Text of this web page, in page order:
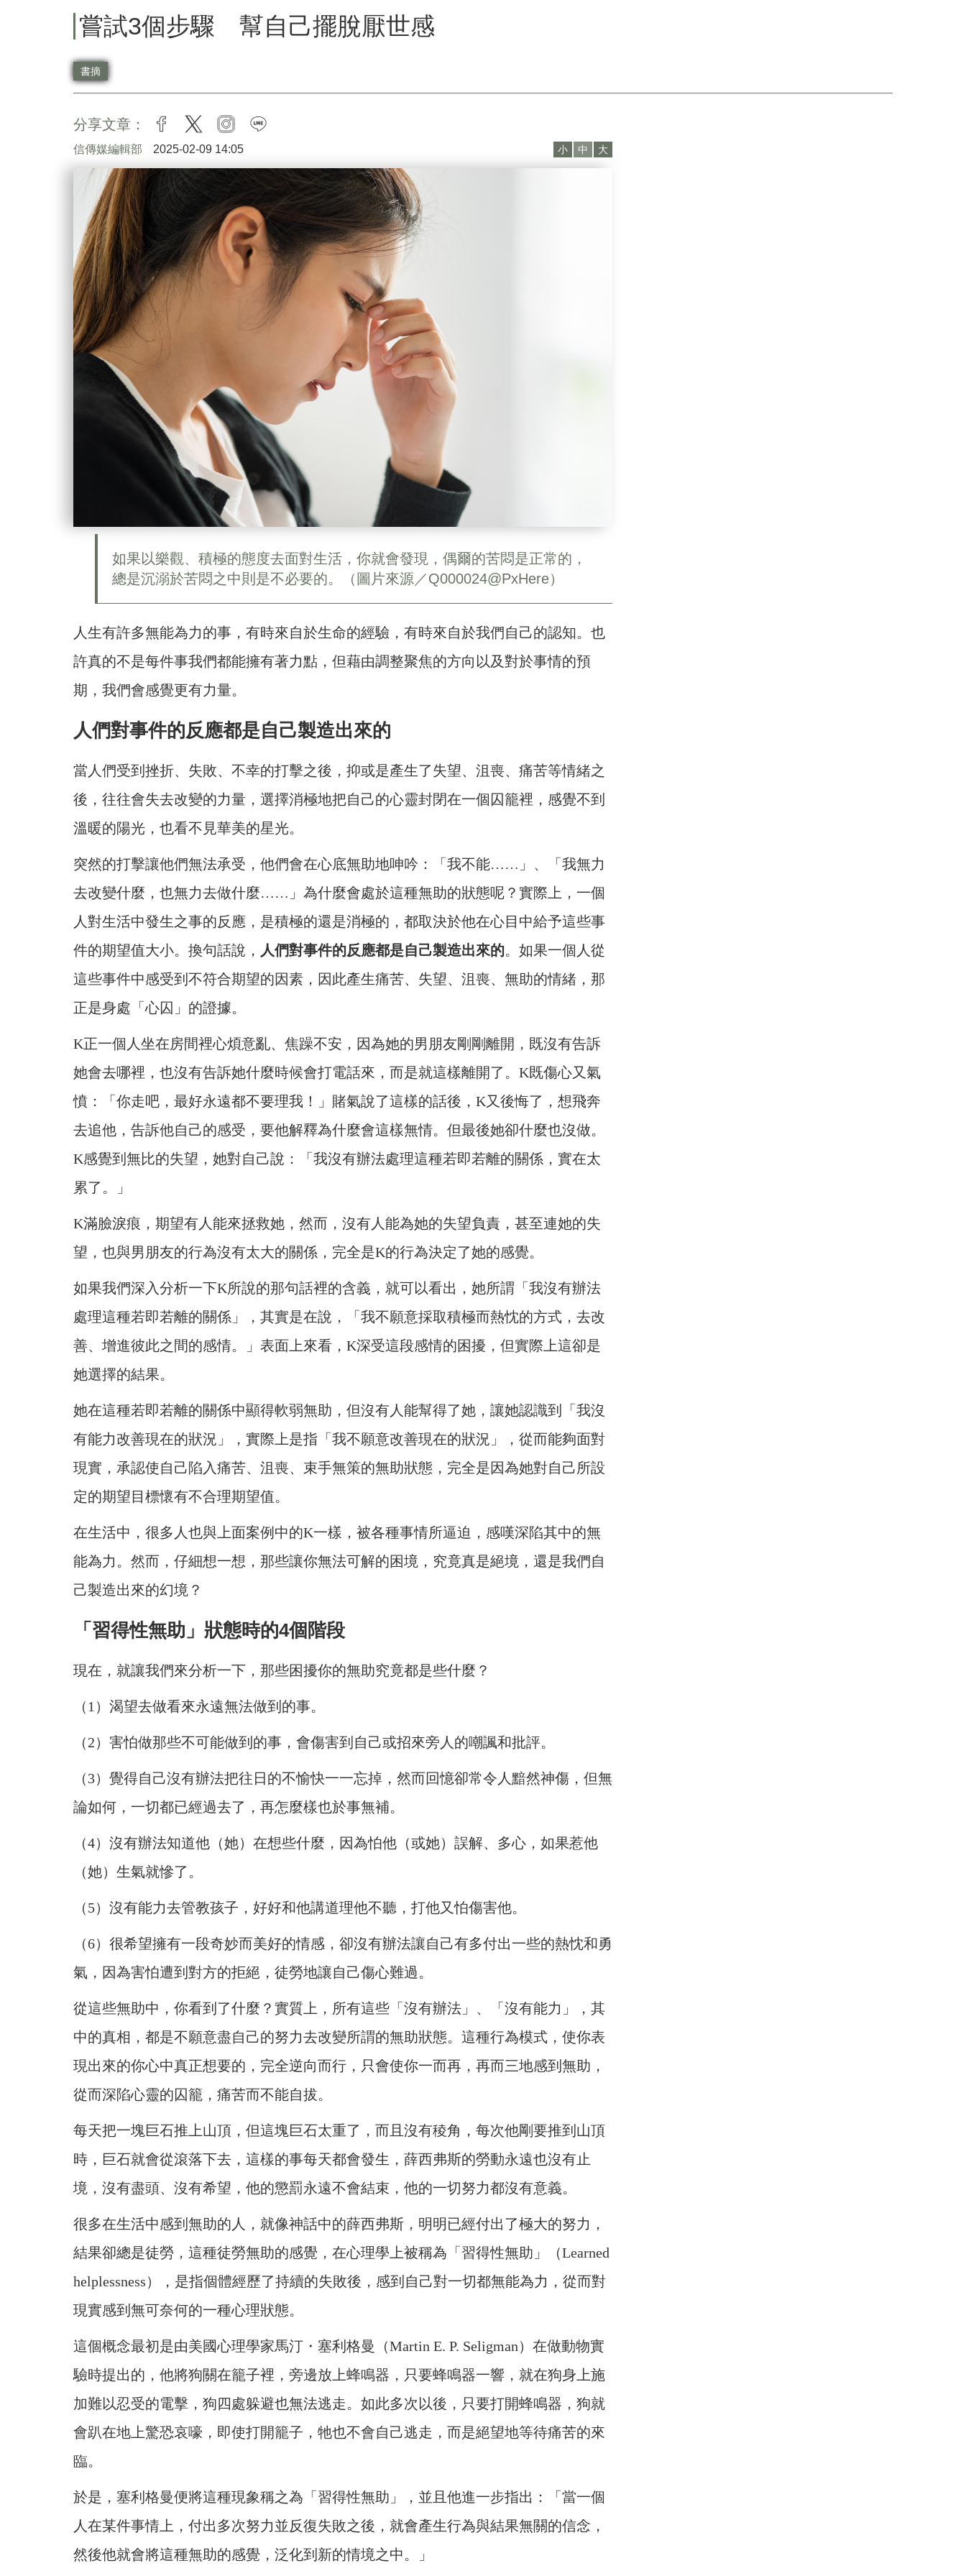
嘗試3個步驟 幫自己擺脫厭世感
書摘
分享文章： facebook
twitter instagram
信傳媒編輯部 2025-02-09 14:05 小 中 大
如果以樂觀、積極的態度去面對生活，你就會發現，偶爾的苦悶是正常的，
總是沉溺於苦悶之中則是不必要的。（圖片來源／Q000024@PxHere）
人生有許多無能為力的事，有時來自於生命的經驗，有時來自於我們自己的認知。也
許真的不是每件事我們都能擁有著力點，但藉由調整聚焦的方向以及對於事情的預
期，我們會感覺更有力量。
人們對事件的反應都是自己製造出來的
當人們受到挫折、失敗、不幸的打擊之後，抑或是產生了失望、沮喪、痛苦等情緒之
後， 往往會失去改變的力量，選擇消極地把自己的心靈封閉在一個囚籠裡，感覺不到
溫暖的陽光，也看不見華美的星光。
突然的打擊讓他們無法承受，他們會在心底無助地呻吟：「我不能……」、「我無力
去改變什麼，也無力去做什麼……」為什麼會處於這種無助的狀態呢？實際上，一個
人對生活中發生之事的反應，是積極的還是消極的，都取決於他在心目中給予這些事
件的期望值大小。換句話說， 人們對事件的反應都是自己製造出來的。如果一個人從
這些事件中感受到不符合期望的因素，因此產生痛苦、失望、沮喪、無助的情緒，那
正是身處「心囚」的證據。
K正一個人坐在房間裡心煩意亂、焦躁不安，因為她的男朋友剛剛離開，既沒有告訴
她會去哪裡，也沒有告訴她什麼時候會打電話來，而是就這樣離開了。K既傷心又氣
憤：「你走吧，最好永遠都不要理我！」賭氣說了這樣的話後，K又後悔了，想飛奔
去追他，告訴他自己的感受，要他解釋為什麼會這樣無情。但最後她卻什麼也沒做。
K感覺到無比的失望，她對自己說：「我沒有辦法處理這種若即若離的關係，實在太
累了。」
K滿臉淚痕，期望有人能來拯救她，然而，沒有人能為她的失望負責，甚至連她的失
望， 也與男朋友的行為沒有太大的關係，完全是K的行為決定了她的感覺。
如果我們深入分析一下K所說的那句話裡的含義，就可以看出，她所謂「我沒有辦法
處理這種若即若離的關係」，其實是在說，「我不願意採取積極而熱忱的方式，去改
善、增進彼此之間的感情。」表面上來看，K深受這段感情的困擾，但實際上這卻是
她選擇的結果。
她在這種若即若離的關係中顯得軟弱無助，但沒有人能幫得了她，讓她認識到「我沒
有能力改善現在的狀況」，實際上是指「我不願意改善現在的狀況」，從而能夠面對
現實，承認使自己陷入痛苦、沮喪、束手無策的無助狀態，完全是因為她對自己所設
定的期望目標懷有不合理期望值。
在生活中，很多人也與上面案例中的K一樣，被各種事情所逼迫，感嘆深陷其中的無
能為力。然而，仔細想一想，那些讓你無法可解的困境，究竟真是絕境，還是我們自
己製造出來的幻境？
「習得性無助」狀態時的4個階段
現在，就讓我們來分析一下，那些困擾你的無助究竟都是些什麼？
（1）渴望去做看來永遠無法做到的事。
（2）害怕做那些不可能做到的事，會傷害到自己或招來旁人的嘲諷和批評。
（3）覺得自己沒有辦法把往日的不愉快一一忘掉，然而回憶卻常令人黯然神傷，但無
論如何，一切都已經過去了，再怎麼樣也於事無補。
（4）沒有辦法知道他（她）在想些什麼，因為怕他（或她）誤解、多心，如果惹他
（她）生氣就慘了。
（5）沒有能力去管教孩子，好好和他講道理他不聽，打他又怕傷害他。
（6）很希望擁有一段奇妙而美好的情感，卻沒有辦法讓自己有多付出一些的熱忱和勇
氣，因為害怕遭到對方的拒絕，徒勞地讓自己傷心難過。
從這些無助中，你看到了什麼？實質上，所有這些「沒有辦法」、「沒有能力」，其
中的真相，都是不願意盡自己的努力去改變所謂的無助狀態。這種行為模式，使你表
現出來的你心中真正想要的，完全逆向而行，只會使你一而再，再而三地感到無助，
從而深陷心靈的囚籠，痛苦而不能自拔。
每天把一塊巨石推上山頂，但這塊巨石太重了，而且沒有稜角，每次他剛要推到山頂
時，巨石就會從滾落下去，這樣的事每天都會發生，薛西弗斯的勞動永遠也沒有止
境，沒有盡頭、沒有希望，他的懲罰永遠不會結束，他的一切努力都沒有意義。
很多在生活中感到無助的人，就像神話中的薛西弗斯，明明已經付出了極大的努力，
結果卻總是徒勞，這種徒勞無助的感覺，在心理學上被稱為「習得性無助」（Learned
helplessness），是指個體經歷了持續的失敗後，感到自己對一切都無能為力，從而對
現實感到無可奈何的一種心理狀態。
這個概念最初是由美國心理學家馬汀・塞利格曼（Martin E. P. Seligman）在做動物實
驗時提出的，他將狗關在籠子裡，旁邊放上蜂鳴器，只要蜂鳴器一響，就在狗身上施
加難以忍受的電擊，狗四處躲避也無法逃走。如此多次以後，只要打開蜂鳴器，狗就
會趴在地上驚恐哀嚎，即使打開籠子，牠也不會自己逃走，而是絕望地等待痛苦的來
臨。
於是，塞利格曼便將這種現象稱之為「習得性無助」，並且他進一步指出：「當一個
人在某件事情上，付出多次努力並反復失敗之後，就會產生行為與結果無關的信念，
然後他就會將這種無助的感覺，泛化到新的情境之中。」